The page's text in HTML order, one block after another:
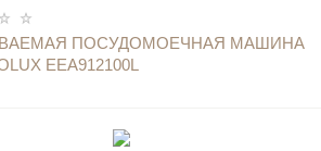
ПОСУДОМОЕЧНАЯ МАШИНА
EEA912100L